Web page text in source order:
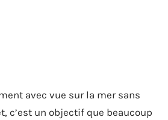
avec vue sur la mer sans
c’est un objectif que beaucoup